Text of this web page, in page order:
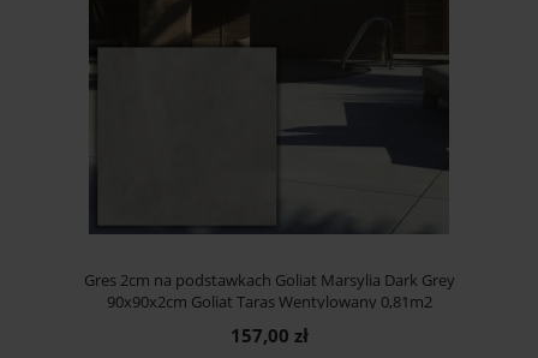
Gres 2cm na podstawkach Goliat Marsylia Dark Grey
90x90x2cm Goliat Taras Wentylowany 0,81m2
157,00 zł